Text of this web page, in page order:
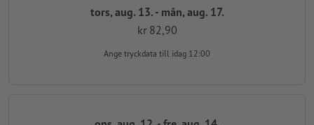
tors, aug. 13. - mån, aug. 17.
kr 82,90
Ange tryckdata till idag 12:00